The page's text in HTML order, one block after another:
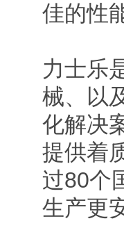
佳的性
力士乐
械、以
化解决
提供着
过80个
生产更